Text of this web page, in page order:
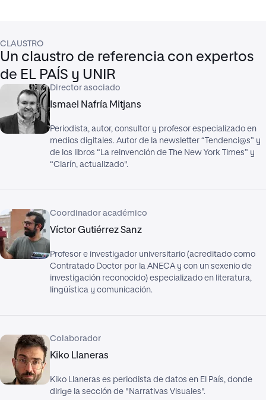
CLAUSTRO
Un claustro de referencia con expertos
de EL PAÍS y UNIR
Director asociado
Ismael Nafría Mitjans
Periodista, autor, consultor y profesor especializado en
medios digitales. Autor de la newsletter “Tendenci@s” y
de los libros “La reinvención de The New York Times” y
“Clarín, actualizado".
Coordinador académico
Víctor Gutiérrez Sanz
Profesor e investigador universitario (acreditado como
Contratado Doctor por la ANECA y con un sexenio de
investigación reconocido) especializado en literatura,
lingüística y comunicación.
Colaborador
Kiko Llaneras
Kiko Llaneras es periodista de datos en El País, donde
dirige la sección de "Narrativas Visuales".